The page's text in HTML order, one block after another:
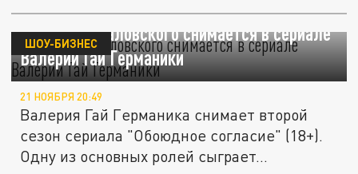
Внучка Кончаловского снимается в сериале
Валерии Гай Германики
ШОУ-БИЗНЕС
21 НОЯБРЯ 20:49
Валерия Гай Германика снимает второй
сезон сериала "Обоюдное согласие" (18+).
Одну из основных ролей сыграет...